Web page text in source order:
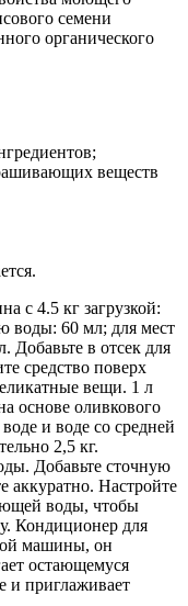
семени
органического
веществ
с 4.5 кг загрузкой:
воды: 60 мл; для мест
Добавьте в отсек для
средство поверх
вещи. 1 л
основе оливкового
и воде со средней
2,5 кг.
Добавьте сточную
аккуратно. Настройте
воды, чтобы
Кондиционер для
машины, он
остающемуся
и приглаживает